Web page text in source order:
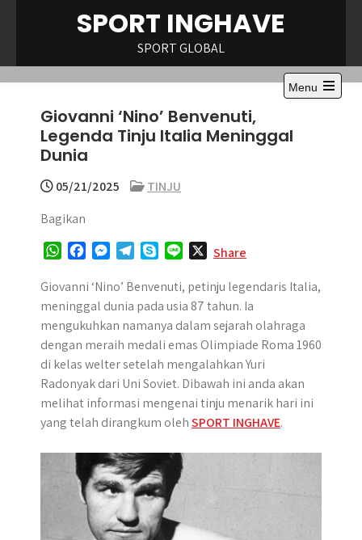
SPORT INGHAVE
SPORT GLOBAL
Menu
Open
Giovanni ‘Nino’ Benvenuti,
Legenda Tinju Italia Meninggal
Dunia
05/21/2025
TINJU
Bagikan
W
a
t
s
A
p
c
e
b
o
s
s
e
n
r
l
e
g
r
a
y
p
e
n
e
Share
Giovanni ‘Nino’ Benvenuti, petinju legendaris Italia,
meninggal dunia pada usia 87 tahun. Ia
mengukuhkan namanya dalam sejarah olahraga
dengan meraih medali emas Olimpiade Roma 1960
di kelas welter setelah mengalahkan Yuri
Radonyak dari Uni Soviet. Dibawah ini anda akan
melihat informasi mengenai tinju menarik hari ini
yang telah dirangkum olehSPORT INGHAVE.